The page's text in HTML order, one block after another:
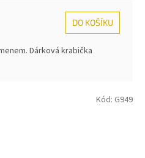
DO KOŠÍKU
Dárková krabička
Kód: G949